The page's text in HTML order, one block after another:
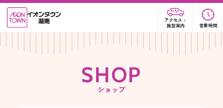
アクセス・
施設案内
営業時間
SHOP
ショップ